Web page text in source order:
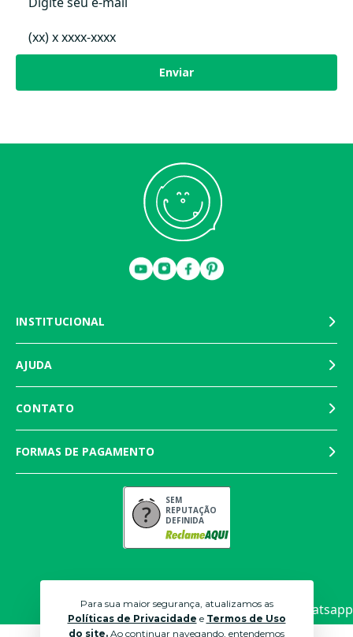
Para sua maior segurança, atualizamos as
Políticas de Privacidade e Termos de Uso
do site. Ao continuar navegando, entendemos
Enviar
INSTITUCIONAL
AJUDA
CONTATO
FORMAS DE PAGAMENTO
SEM
REPUTAÇÃO
DEFINIDA